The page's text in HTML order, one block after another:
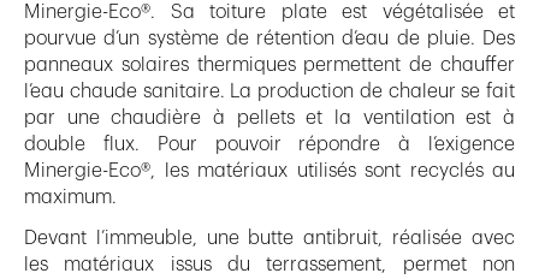
Minergie-Eco®. Sa toiture plate est végétalisée et
pourvue d’un système de rétention d’eau de pluie. Des
panneaux solaires thermiques permettent de chauffer
l’eau chaude sanitaire. La production de chaleur se fait
par une chaudière à pellets et la ventilation est à
double flux. Pour pouvoir répondre à l’exigence
Minergie-Eco®, les matériaux utilisés sont recyclés au
maximum.
Devant l’immeuble, une butte antibruit, réalisée avec
les matériaux issus du terrassement, permet non